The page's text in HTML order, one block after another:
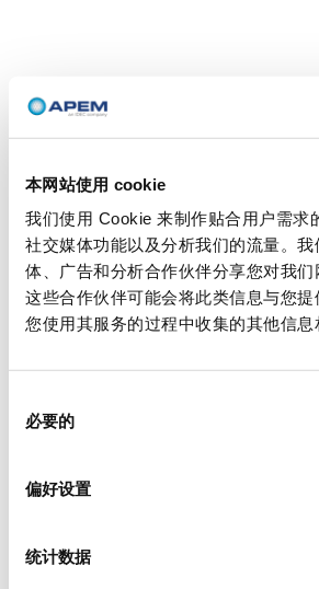
本网站使用 cookie
我们使用 Cookie 来制作贴合用户需求
社交媒体功能以及分析我们的流量。我
体、广告和分析合作伙伴分享您对我们
这些合作伙伴可能会将此类信息与您提
您使用其服务的过程中收集的其他信息
必要的
偏好设置
统计数据